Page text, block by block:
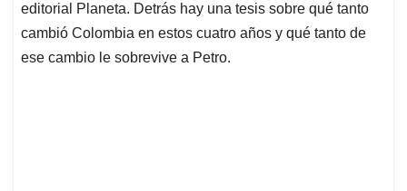
editorial Planeta. Detrás hay una tesis sobre qué tanto
cambió Colombia en estos cuatro años y qué tanto de
ese cambio le sobrevive a Petro.